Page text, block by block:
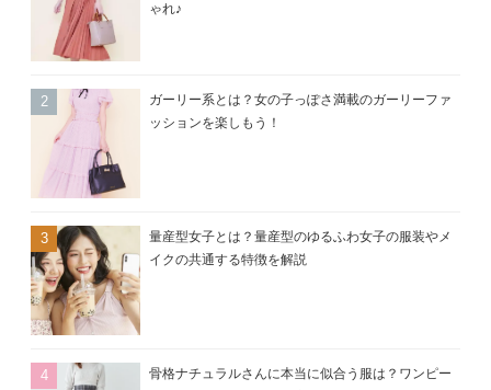
ゃれ♪
ガーリー系とは？女の子っぽさ満載のガーリーファ
ッションを楽しもう！
量産型女子とは？量産型のゆるふわ女子の服装やメ
イクの共通する特徴を解説
骨格ナチュラルさんに本当に似合う服は？ワンピー